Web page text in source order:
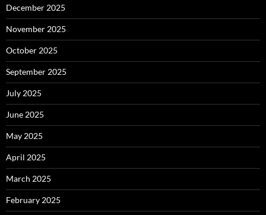
December 2025
November 2025
October 2025
September 2025
July 2025
June 2025
May 2025
April 2025
March 2025
February 2025